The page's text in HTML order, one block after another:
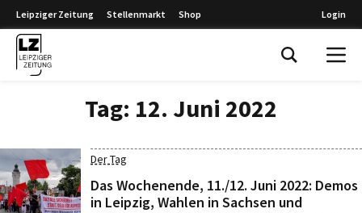
Leipziger Zeitung Stellenmarkt Shop Login
Tag: 12. Juni 2022
Der Tag
Das Wochenende, 11./12. Juni 2022: Demos
in Leipzig, Wahlen in Sachsen und